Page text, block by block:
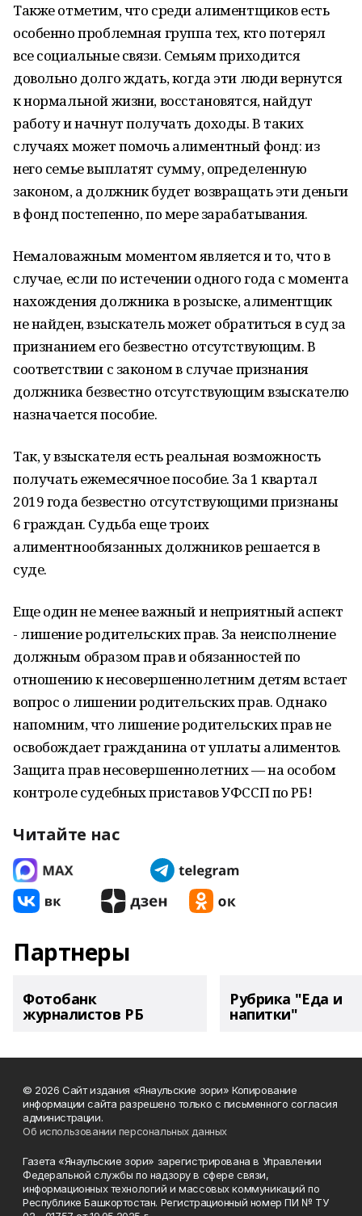
Также отметим, что среди алиментщиков есть
особенно проблемная группа тех, кто потерял
все социальные связи. Семьям приходится
довольно долго ждать, когда эти люди вернутся
к нормальной жизни, восстановятся, найдут
работу и начнут получать доходы. В таких
случаях может помочь алиментный фонд: из
него семье выплатят сумму, определенную
законом, а должник будет возвращать эти деньги
в фонд постепенно, по мере зарабатывания.
Немаловажным моментом является и то, что в
случае, если по истечении одного года с момента
нахождения должника в розыске, алиментщик
не найден, взыскатель может обратиться в суд за
признанием его безвестно отсутствующим. В
соответствии с законом в случае признания
должника безвестно отсутствующим взыскателю
назначается пособие.
Так, у взыскателя есть реальная возможность
получать ежемесячное пособие. За 1 квартал
2019 года безвестно отсутствующими признаны
6 граждан. Судьба еще троих
алиментнообязанных должников решается в
суде.
Еще один не менее важный и неприятный аспект
- лишение родительских прав. За неисполнение
должным образом прав и обязанностей по
отношению к несовершеннолетним детям встает
вопрос о лишении родительских прав. Однако
напомним, что лишение родительских прав не
освобождает гражданина от уплаты алиментов.
Защита прав несовершеннолетних — на особом
контроле судебных приставов УФССП по РБ!
Читайте нас
Партнеры
Фотобанк
журналистов РБ
Рубрика "Еда и
напитки"
© 2026 Сайт издания «Янаульские зори» Копирование
информации сайта разрешено только с письменного согласия
администрации.
Об использовании персональных данных
Газета «Янаульские зори» зарегистрирована в Управлении
Федеральной службы по надзору в сфере связи,
информационных технологий и массовых коммуникаций по
Республике Башкортостан. Регистрационный номер ПИ № ТУ